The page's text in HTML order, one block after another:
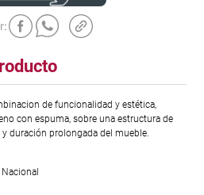
de funcionalidad y estética,
con espuma, sobre una estructura de
duración prolongada del mueble.
Nacional